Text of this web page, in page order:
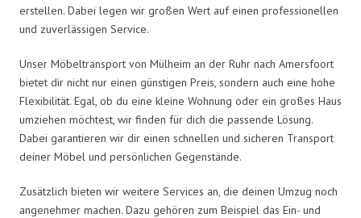
erstellen. Dabei legen wir großen Wert auf einen professionellen
und zuverlässigen Service.
Unser Möbeltransport von Mülheim an der Ruhr nach Amersfoort
bietet dir nicht nur einen günstigen Preis, sondern auch eine hohe
Flexibilität. Egal, ob du eine kleine Wohnung oder ein großes Haus
umziehen möchtest, wir finden für dich die passende Lösung.
Dabei garantieren wir dir einen schnellen und sicheren Transport
deiner Möbel und persönlichen Gegenstände.
Zusätzlich bieten wir weitere Services an, die deinen Umzug noch
angenehmer machen. Dazu gehören zum Beispiel das Ein- und